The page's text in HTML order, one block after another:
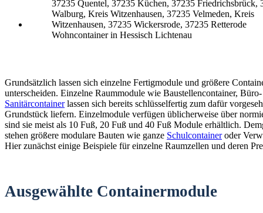
Wohncontainer in Hessisch Lichtenau
Grundsätzlich lassen sich einzelne Fertigmodule und größere
unterscheiden. Einzelne Raummodule wie Baustellencontainer,
Sanitärcontainerlassen sich bereits schlüsselfertig zum dafür
Grundstück liefern. Einzelmodule verfügen üblicherweise über
sind sie meist als 10 Fuß, 20 Fuß und 40 Fuß Module erhältlich.
stehen größere modulare Bauten wie ganze Schulcontaineroder
Hier zunächst einige Beispiele für einzelne Raumzellen und deren
Ausgewählte Containermodule